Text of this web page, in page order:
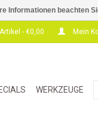
- €0,00 Mein
WERKZEUGE
Informationen beachten